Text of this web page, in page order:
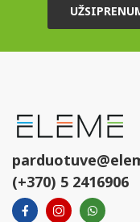
(+370) 5 2416906